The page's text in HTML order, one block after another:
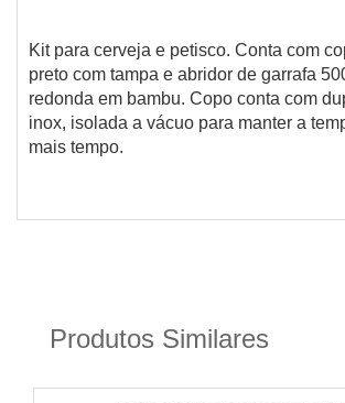
Kit para cerveja e petisco. Conta com
preto com tampa e abridor de garrafa
redonda em bambu. Copo conta com
inox, isolada a vácuo para manter a
mais tempo.
Produtos Similares